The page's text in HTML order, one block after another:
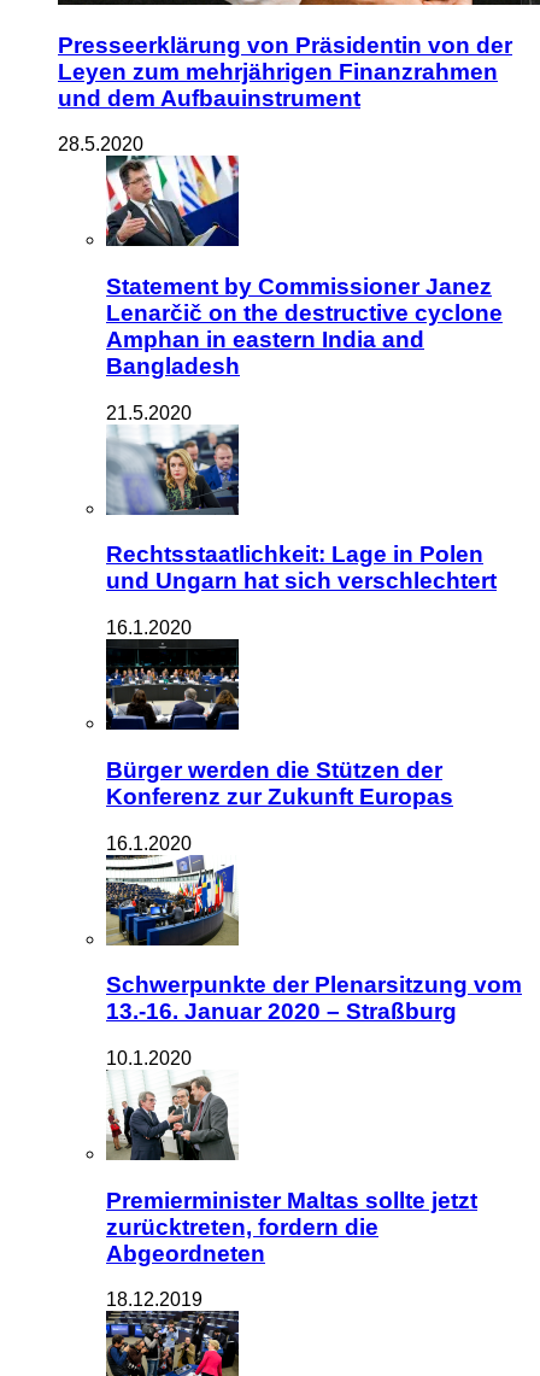
Presseerklärung von Präsidentin von der
Leyen zum mehrjährigen Finanzrahmen
und dem Aufbauinstrument
28.5.2020
Statement by Commissioner Janez
Lenarčič on the destructive cyclone
Amphan in eastern India and
Bangladesh
21.5.2020
Rechtsstaatlichkeit: Lage in Polen
und Ungarn hat sich verschlechtert
16.1.2020
Bürger werden die Stützen der
Konferenz zur Zukunft Europas
16.1.2020
Schwerpunkte der Plenarsitzung vom
13.-16. Januar 2020 – Straßburg
10.1.2020
Premierminister Maltas sollte jetzt
zurücktreten, fordern die
Abgeordneten
18.12.2019